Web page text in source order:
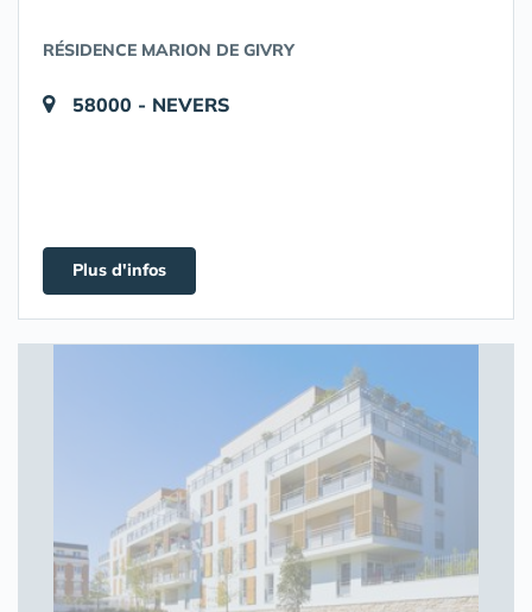
RÉSIDENCE MARION DE GIVRY
58000 - NEVERS
Plus d'infos